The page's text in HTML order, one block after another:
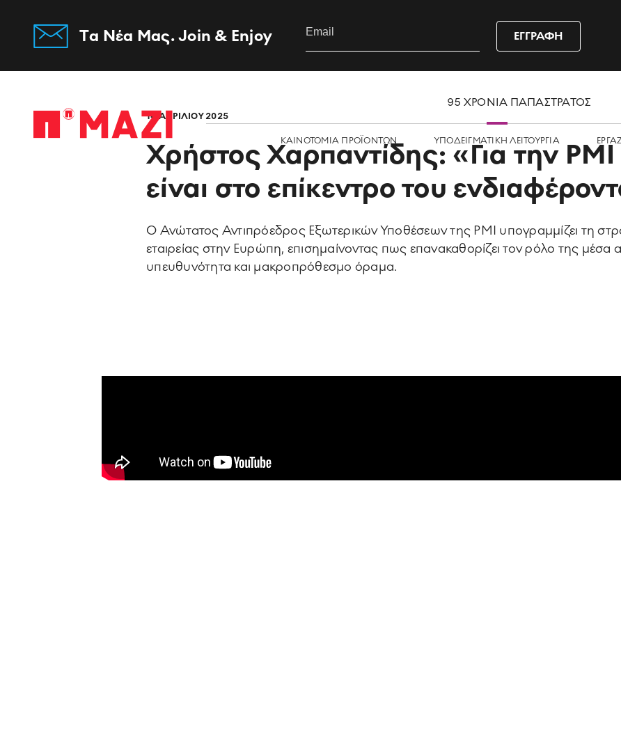
Tα Νέα Μας. Join & Enjoy ΕΓΓΡΑΦΗ
Home
95 ΧΡΟΝΙΑ ΠΑΠΑΣΤΡΑΤΟΣ
ΚΑΙΝΟΤΟΜΙΑ ΠΡΟΪΟΝΤΩΝ ΥΠΟΔΕΙΓΜΑΤΙΚΗ ΛΕΙΤΟΥΡΓΙΑ
14 ΑΠΡΙΛΙΟΥ 2025
Χρήστος Χαρπαντίδης: «Για την
είναι στο επίκεντρο του
Ο Ανώτατος Αντιπρόεδρος Εξωτερικών Υποθέσεων της PMI υπογραμμίζει τη
εταιρείας στην Ευρώπη, επισημαίνοντας πως επανακαθορίζει τον ρόλο της μέσα
υπευθυνότητα και μακροπρόθεσμο όραμα.